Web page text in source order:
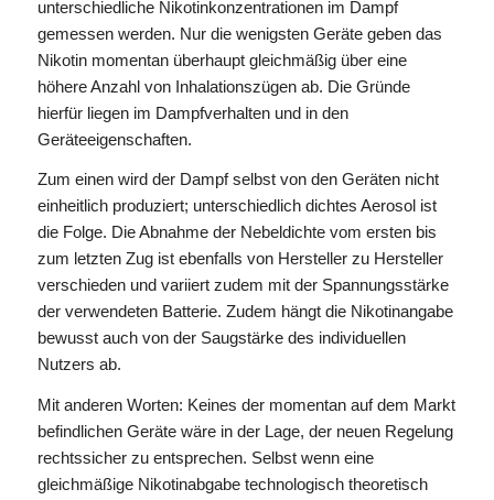
unterschiedliche Nikotinkonzentrationen im Dampf
gemessen werden. Nur die wenigsten Geräte geben das
Nikotin momentan überhaupt gleichmäßig über eine
höhere Anzahl von Inhalationszügen ab. Die Gründe
hierfür liegen im Dampfverhalten und in den
Geräteeigenschaften.
Zum einen wird der Dampf selbst von den Geräten nicht
einheitlich produziert; unterschiedlich dichtes Aerosol ist
die Folge. Die Abnahme der Nebeldichte vom ersten bis
zum letzten Zug ist ebenfalls von Hersteller zu Hersteller
verschieden und variiert zudem mit der Spannungsstärke
der verwendeten Batterie. Zudem hängt die Nikotinangabe
bewusst auch von der Saugstärke des individuellen
Nutzers ab.
Mit anderen Worten: Keines der momentan auf dem Markt
befindlichen Geräte wäre in der Lage, der neuen Regelung
rechtssicher zu entsprechen. Selbst wenn eine
gleichmäßige Nikotinabgabe technologisch theoretisch